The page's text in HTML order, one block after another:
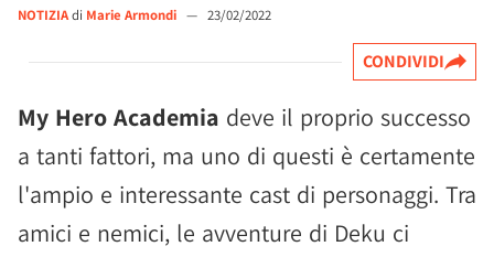
NOTIZIAdi Marie Armondi — 23/02/2022
CONDIVIDI
My Hero Academia deve il proprio successo
a tanti fattori, ma uno di questi è certamente
l'ampio e interessante cast di personaggi. Tra
amici e nemici, le avventure di Deku ci